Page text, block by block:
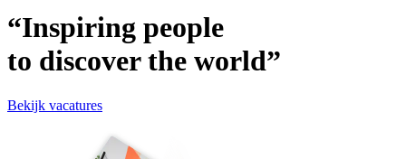
“Inspiring people
to discover the world”
Bekijk vacatures